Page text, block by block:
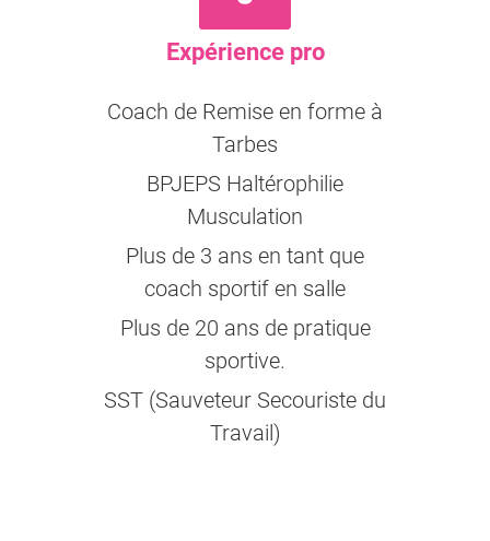
Expérience pro
Coach de Remise en forme à
Tarbes
BPJEPS Haltérophilie
Musculation
Plus de 3 ans en tant que
coach sportif en salle
Plus de 20 ans de pratique
sportive.
SST (Sauveteur Secouriste du
Travail)